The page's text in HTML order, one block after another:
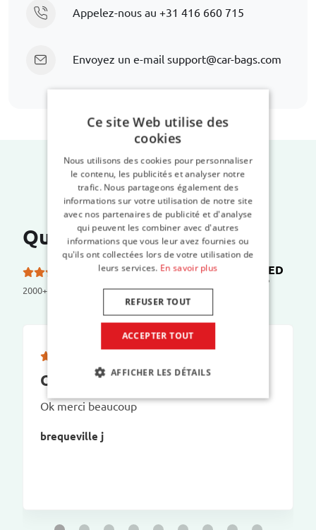
Appelez-nous au +31 416 660 715
Envoyez un e-mail support@car-bags.com
Que disent nos clients ?
2000+ reviews
5.0 etoiles sur 5 sur TRUSTED
SHOPS
Ok
Ok merci beaucoup
brequeville j
Ce site Web utilise des
cookies
Nous utilisons des cookies pour personnaliser
le contenu, les publicités et analyser notre
trafic. Nous partageons également des
informations sur votre utilisation de notre site
avec nos partenaires de publicité et d'analyse
qui peuvent les combiner avec d'autres
informations que vous leur avez fournies ou
qu'ils ont collectées lors de votre utilisation de
leurs services. En savoir plus
ACCEPTER TOUT
REFUSER TOUT
AFFICHER LES DÉTAILS